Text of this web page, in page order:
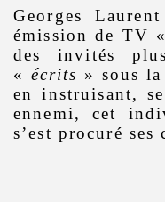
Georges
émission de TV «
des invités
« écrits » sous
en instruisant,
ennemi, cet
s’est procuré ses